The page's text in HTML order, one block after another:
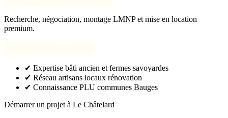
Recherche, négociation, montage LMNP et mise en location
premium.
✔ Expertise bâti ancien et fermes savoyardes
✔ Réseau artisans locaux rénovation
✔ Connaissance PLU communes Bauges
Démarrer un projet à Le Châtelard